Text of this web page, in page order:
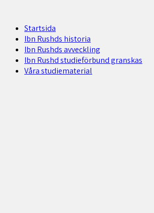
Startsida
Ibn Rushds historia
Ibn Rushds avveckling
Ibn Rushd studieförbund granskas​
Våra studiematerial